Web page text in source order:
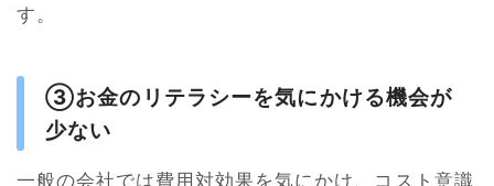
す。
③お金のリテラシーを気にかける機会が
少ない
一般の会社では費用対効果を気にかけ、コスト意識